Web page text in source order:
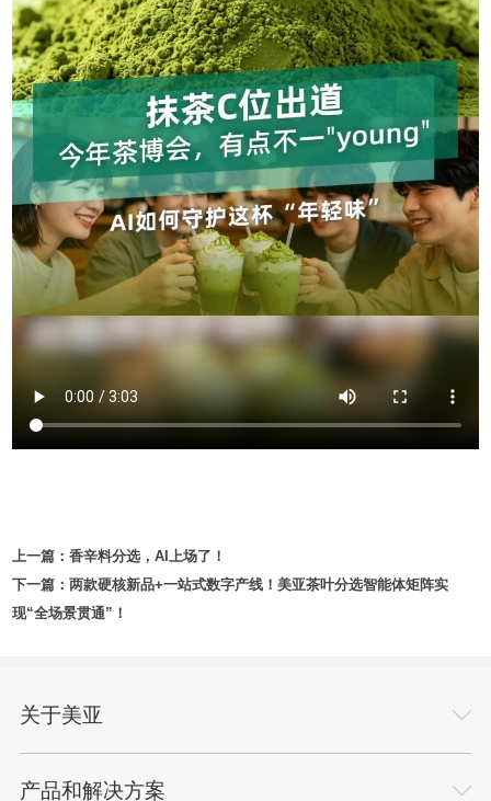
上一篇：香辛料分选，AI上场了！
下一篇：两款硬核新品+一站式数字产线！美亚茶叶分选智能体矩阵实
现“全场景贯通”！
关于美亚
产品和解决方案